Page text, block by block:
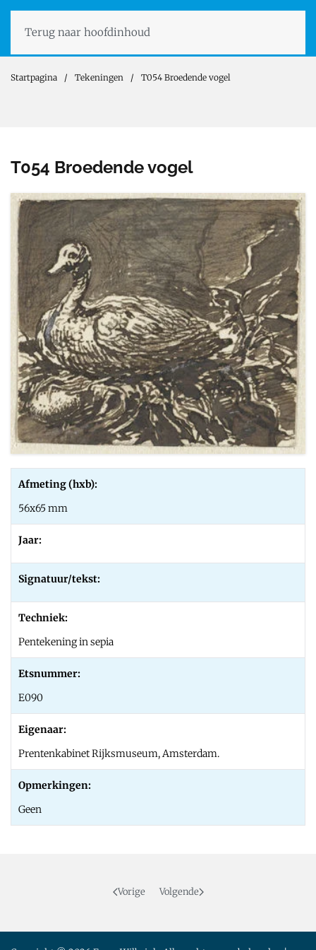
Terug naar hoofdinhoud
Startpagina Tekeningen T054 Broedende vogel
T054 Broedende vogel
Afmeting (hxb):
56x65 mm
Jaar:
Signatuur/tekst:
Techniek:
Pentekening in sepia
Etsnummer:
E090
Eigenaar:
Prentenkabinet Rijksmuseum, Amsterdam.
Opmerkingen:
Geen
Vorige Volgende